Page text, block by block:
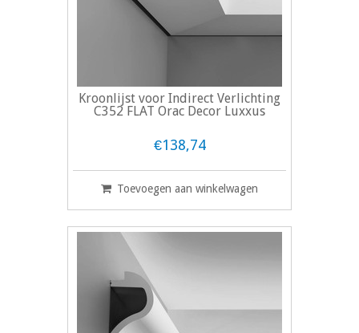
Kroonlijst voor Indirect Verlichting
C352 FLAT Orac Decor Luxxus
€138,74
Toevoegen aan winkelwagen